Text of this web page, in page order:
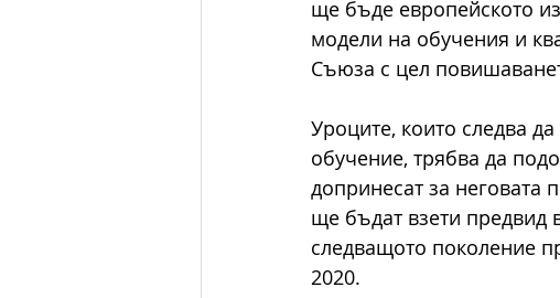
ще бъде европейското
модели на обучения и
Съюза с цел
Уроците, които следва
обучение, трябва да
допринесат за неговата
ще бъдат взети предвид
следващото поколение
2020.